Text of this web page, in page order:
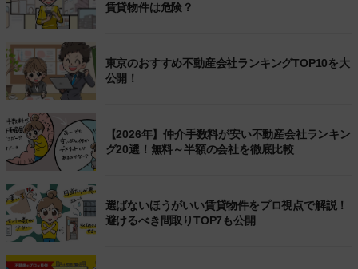
賃貸物件は危険？
東京のおすすめ不動産会社ランキングTOP10を大
公開！
【2026年】仲介手数料が安い不動産会社ランキン
グ20選！無料～半額の会社を徹底比較
選ばないほうがいい賃貸物件をプロ視点で解説！
避けるべき間取りTOP7も公開